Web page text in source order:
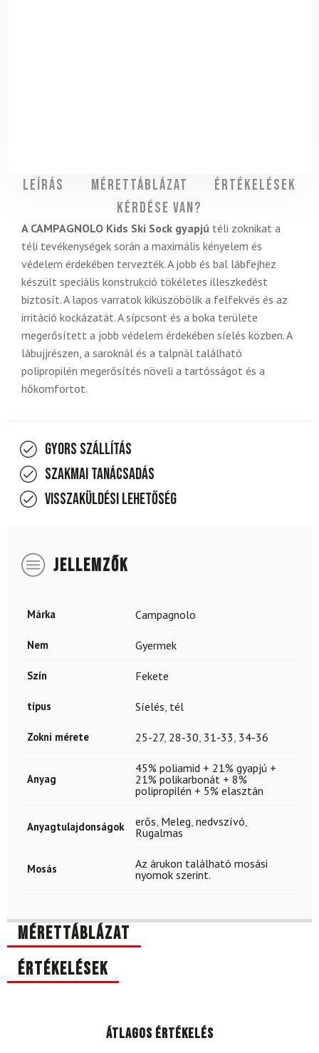
Leírás Mérettáblázat
Értékelések
Kérdése van?
A CAMPAGNOLO Kids Ski Sock gyapjú téli zoknikat a
téli tevékenységek során a maximális kényelem és
védelem érdekében tervezték. A jobb és bal lábfejhez
készült speciális konstrukció tökéletes illeszkedést
biztosít. A lapos varratok kiküszöbölik a felfekvés és az
irritáció kockázatát. A sípcsont és a boka területe
megerősített a jobb védelem érdekében síelés közben. A
lábujjrészen, a saroknál és a talpnál található
polipropilén megerősítés növeli a tartósságot és a
hőkomfortot.
Gyors szállítás
Szakmai tanácsadás
Visszaküldési lehetőség
JELLEMZŐK
Márka Campagnolo
Nem Gyermek
Szín Fekete
típus Síelés tél
Zokni mérete 25-27, 28-30 31-33 34-36
Anyag
45% poliamid + 21% gyapjú +
21% polikarbonát + 8%
polipropilén + 5% elasztán
Anyagtulajdonságok erős Meleg nedvszívó
Rugalmas
Mosás
Az árukon található mosási
nyomok szerint.
Mérettáblázat
Értékelések
Átlagos értékelés